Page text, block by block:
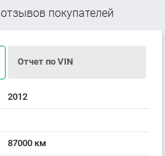
отзывов покупателей
Отчет по VIN
2012
87000 км